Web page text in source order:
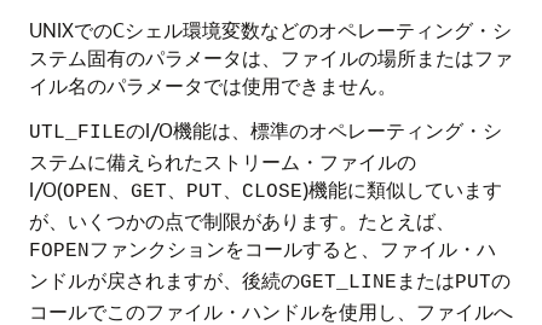
UNIXでのCシェル環境変数などのオペレーティング・シ
ステム固有のパラメータは、ファイルの場所またはファ
イル名のパラメータでは使用できません。
UTL_FILEのI/O機能は、標準のオペレーティング・シ
ステムに備えられたストリーム・ファイルの
I/O(OPEN GET PUT CLOSE)機能に類似しています
が、いくつかの点で制限があります。たとえば、
FOPENファンクションをコールすると、ファイル・ハ
ンドルが戻されますが、後続のGET_LINE またはPUTの
コールでこのファイル・ハンドルを使用し、ファイルへ